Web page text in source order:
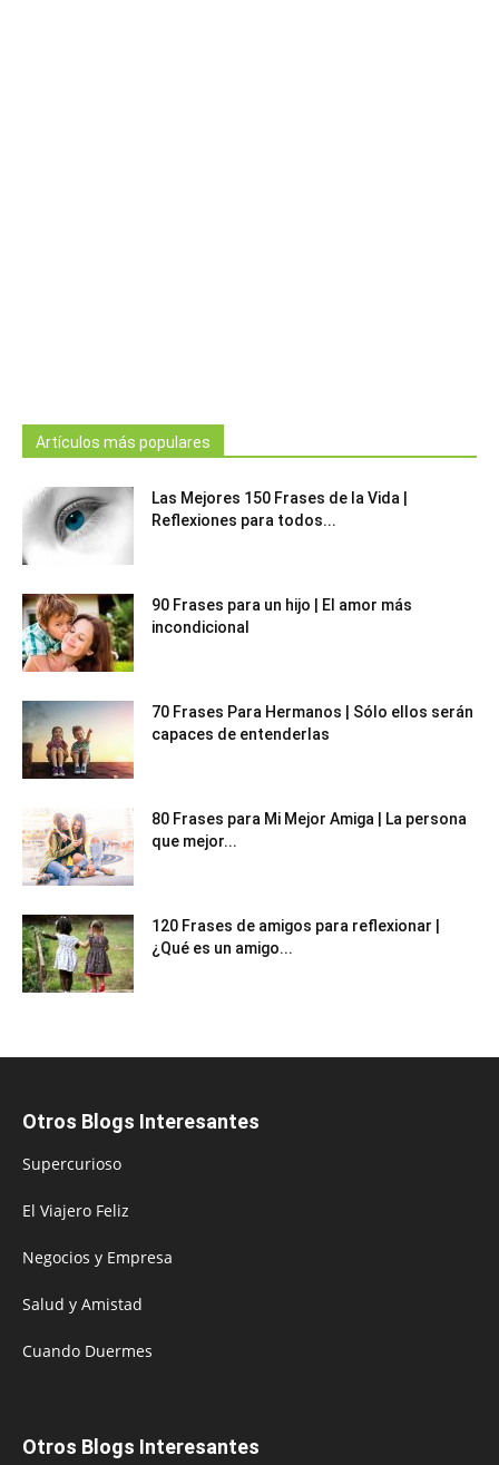
Artículos más populares
Las Mejores 150 Frases de la Vida |
Reflexiones para todos...
90 Frases para un hijo | El amor más
incondicional
70 Frases Para Hermanos | Sólo ellos serán
capaces de entenderlas
80 Frases para Mi Mejor Amiga | La persona
que mejor...
120 Frases de amigos para reflexionar |
¿Qué es un amigo...
Otros Blogs Interesantes
Supercurioso
El Viajero Feliz
Negocios y Empresa
Salud y Amistad
Cuando Duermes
Otros Blogs Interesantes